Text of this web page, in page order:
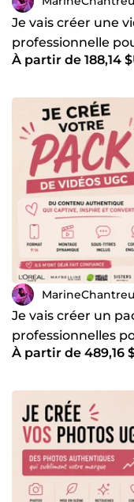
Je vais créer une
professionnelle
À partir de 188,14
Je vais créer un
professionnelles
À partir de 489,16